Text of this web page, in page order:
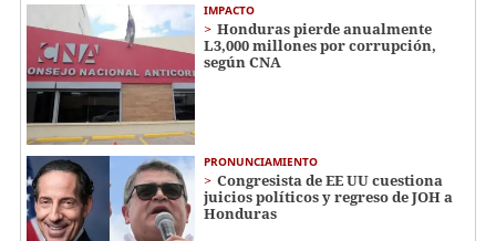
IMPACTO
Honduras pierde anualmente
L3,000 millones por corrupción,
según CNA
PRONUNCIAMIENTO
Congresista de EE UU cuestiona
juicios políticos y regreso de JOH a
Honduras